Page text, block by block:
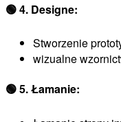
🟢4. Designe:
Stworzenie
wizualne
🟢5. Łamanie: